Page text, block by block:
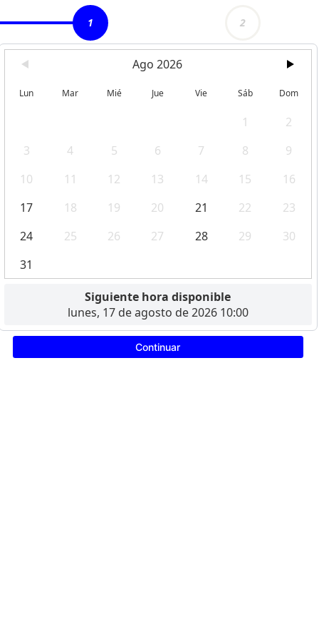
1 2
Ago 2026
Lun Mar Mié Jue Vie Sáb Dom
1
2
3
4 5 6 7 8
9
10
11 12 13 14 15
16
17
18 19 20 21 22
23
24
25 26 27 28 29
30
31
Siguiente hora disponible
lunes, 17 de agosto de 2026 10:00
Continuar